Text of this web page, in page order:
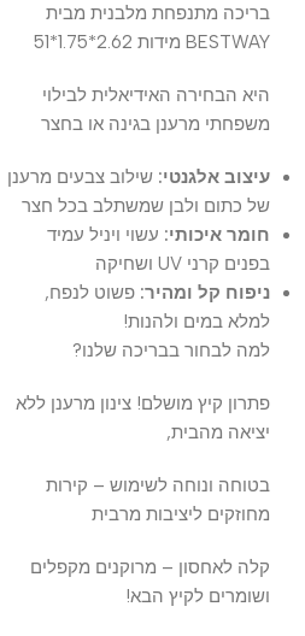
בריכה מתנפחת מלבנית מבית
BESTWAY מידות 2.62*1.75*51
היא הבחירה האידיאלית לבילוי
משפחתי מרענן בגינה או בחצר
עיצוב אלגנטי: שילוב צבעים מרענן
של כתום ולבן שמשתלב בכל חצר
חומר איכותי: עשוי ויניל עמיד
בפנים קרני UV ושחיקה
ניפוח קל ומהיר: פשוט לנפח,
למלא במים ולהנות!
למה לבחור בבריכה שלנו?
פתרון קיץ מושלם! צינון מרענן ללא
יציאה מהבית,
בטוחה ונוחה לשימוש – קירות
מחוזקים ליציבות מרבית
קלה לאחסון – מרוקנים מקפלים
ושומרים לקיץ הבא!